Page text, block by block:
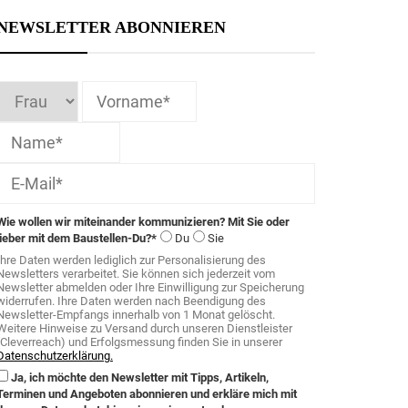
Erforderlichen
entsperren
ABONNIEREN
wollen wir miteinander kommunizieren? Mit Sie oder
mit dem Baustellen-Du?*
Du
Sie
Daten werden lediglich zur Personalisierung des
verarbeitet. Sie können sich jederzeit vom
abmelden oder Ihre Einwilligung zur Speicherung
Ihre Daten werden nach Beendigung des
Empfangs innerhalb von 1 Monat gelöscht.
Hinweise zu Versand durch unseren Dienstleister
und Erfolgsmessung finden Sie in unserer
Ja, ich möchte den Newsletter mit Tipps, Artikeln,
und Angeboten abonnieren und erkläre mich mit